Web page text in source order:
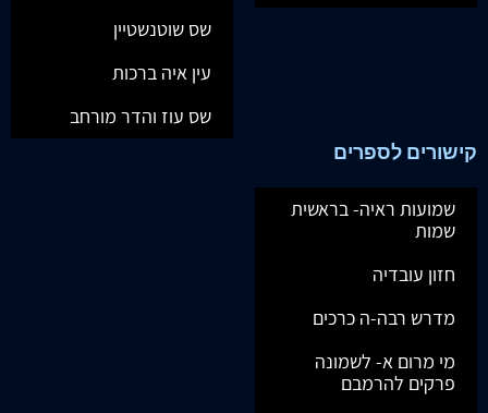
שס שוטנשטיין
עין איה ברכות
שס עוז והדר מורחב
קישורים לספרים
שמועות ראיה- בראשית
שמות
חזון עובדיה
מדרש רבה-ה כרכים
מי מרום א- לשמונה
פרקים להרמבם